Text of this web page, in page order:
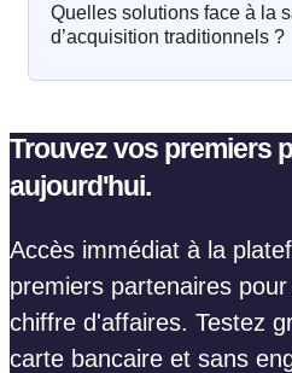
Quelles solutions face à la
d’acquisition traditionnels ?
Trouvez vos premiers
aujourd'hui.
Accès immédiat à la
premiers partenaires
chiffre d'affaires. Testez
carte bancaire et sans